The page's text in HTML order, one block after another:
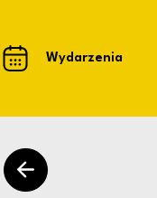
wyszukiwarki strony
Wydarzenia
powrót do listy